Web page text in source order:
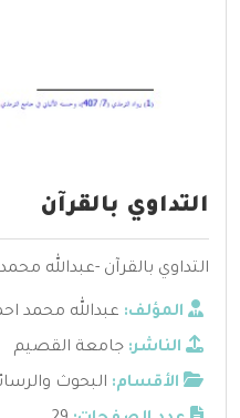
التداوي بالقرآن
التداوي بالقرآن -عبدالله
المؤلف: عبدالله محمد
الناشر: جامعة القصيم
الأقسام: البحوث